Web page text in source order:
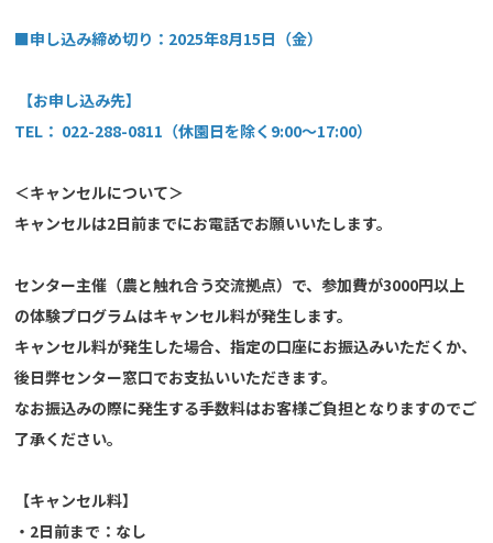
■申し込み締め切り：2025年8月15日（金）
【お申し込み先】
TEL： 022-288-0811（休園日を除く9:00～17:00）
＜キャンセルについて＞
キャンセルは2日前までにお電話でお願いいたします。
センター主催（農と触れ合う交流拠点）で、参加費が3000円以上
の体験プログラムはキャンセル料が発生します。
キャンセル料が発生した場合、指定の口座にお振込みいただくか、
後日弊センター窓口でお支払いいただきます。
なお振込みの際に発生する手数料はお客様ご負担となりますのでご
了承ください。
【キャンセル料】
・2日前まで：なし